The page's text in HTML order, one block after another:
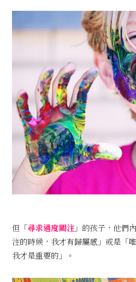
但「尋求過度關注 」的孩子，他們
注的時候，我才有歸屬感」或是「
我才是重要的」。